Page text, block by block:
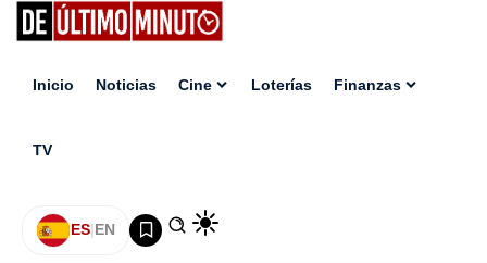
Inicio Noticias Cine Loterías Finanzas
TV
ES|EN